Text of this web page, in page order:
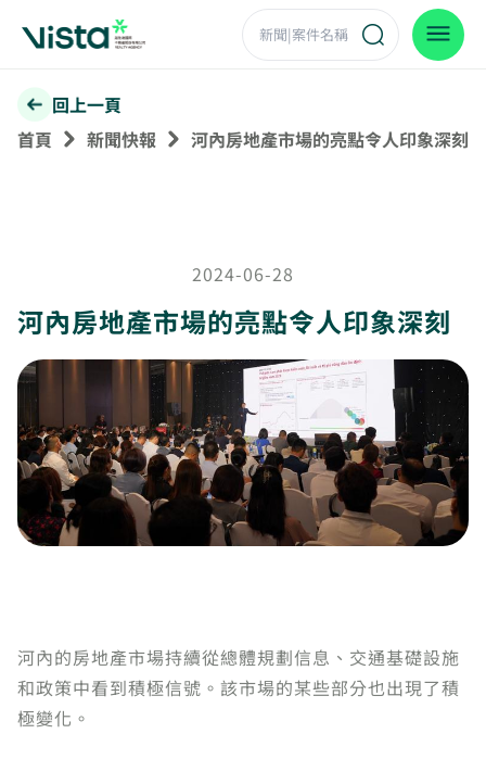
回上一頁
首頁
新聞快報 河內房地產市場的亮點令人印象深刻
2024-06-28
河內房地產市場的亮點令人印象深刻
河內的房地產市場持續從總體規劃信息、交通基礎設施
和政策中看到積極信號。該市場的某些部分也出現了積
極變化。